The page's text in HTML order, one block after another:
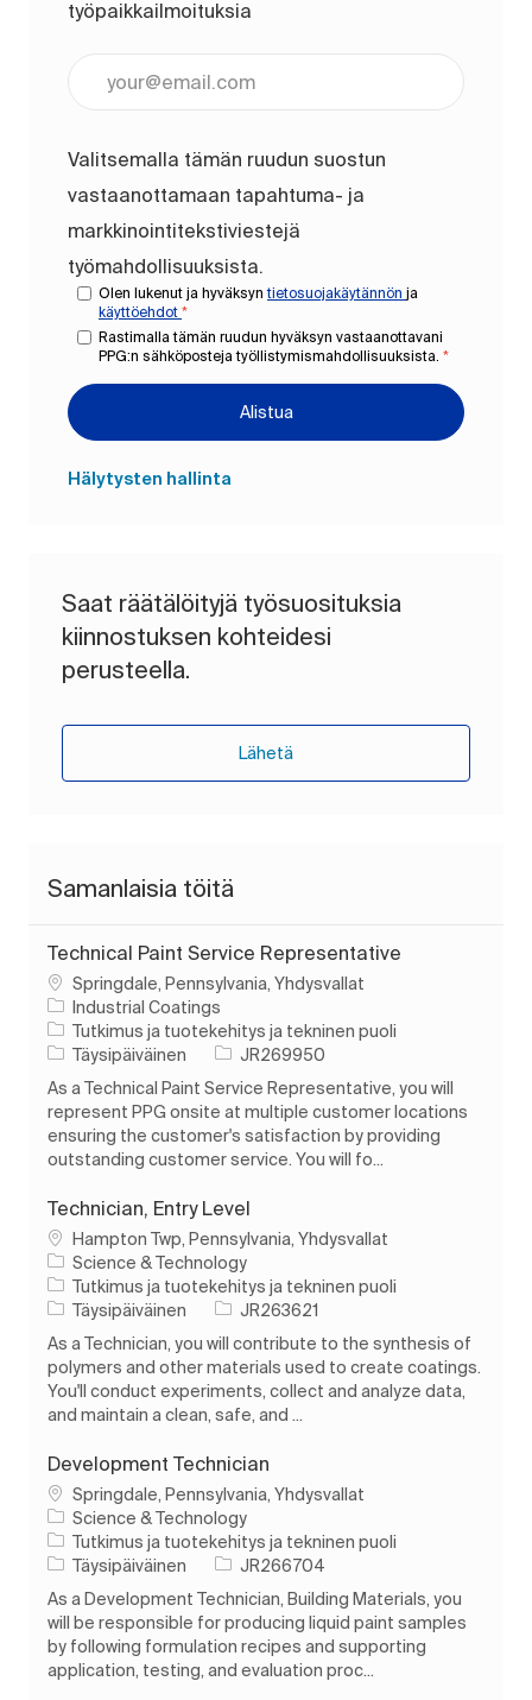
työpaikkailmoituksia
Valitsemalla tämän ruudun suostun
vastaanottamaan tapahtuma- ja
markkinointitekstiviestejä
työmahdollisuuksista.
Olen lukenut ja hyväksyntietosuojakäytännön ja
käyttöehdot *
Rastimalla tämän ruudun hyväksyn vastaanottavani
PPG:n sähköposteja työllistymismahdollisuuksista. *
Alistua
Hälytysten hallinta
Saat räätälöityjä työsuosituksia
kiinnostuksen kohteidesi
perusteella.
Lähetä
Samanlaisia töitä
Technical Paint Service Representative
PaikkaSpringdale, Pennsylvania, Yhdysvallat
Industrial Coatings
Luokka
Tutkimus ja tuotekehitys ja tekninen puoli
Työn tyyppi
Täysipäiväinen Työn tunnus
JR269950
As a Technical Paint Service Representative, you will
represent PPG onsite at multiple customer locations
ensuring the customer's satisfaction by providing
outstanding customer service. You will fo...
Technician, Entry Level
PaikkaHampton Twp, Pennsylvania, Yhdysvallat
Science & Technology
Luokka
Tutkimus ja tuotekehitys ja tekninen puoli
Työn tyyppi
Täysipäiväinen Työn tunnus
JR263621
As a Technician, you will contribute to the synthesis of
polymers and other materials used to create coatings.
You'll conduct experiments, collect and analyze data,
and maintain a clean, safe, and ...
Development Technician
PaikkaSpringdale, Pennsylvania, Yhdysvallat
Science & Technology
Luokka
Tutkimus ja tuotekehitys ja tekninen puoli
Työn tyyppi
Täysipäiväinen Työn tunnus
JR266704
As a Development Technician, Building Materials, you
will be responsible for producing liquid paint samples
by following formulation recipes and supporting
application, testing, and evaluation proc...